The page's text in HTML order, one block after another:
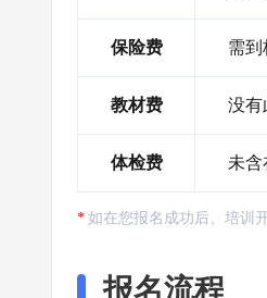
保险费 需到
教材费 没有
体检费 未含
如在您报名成功后、培训
报名流程